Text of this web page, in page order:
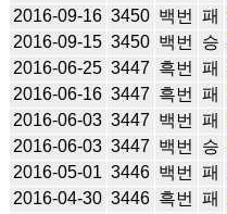
2016-09-16 3450 백번 패
2016-09-15 3450 백번 승
2016-06-25 3447 흑번 패
2016-06-16 3447 흑번 패
2016-06-03 3447 백번 패
2016-06-03 3447 백번 승
2016-05-01 3446 백번 패
2016-04-30 3446 흑번 패